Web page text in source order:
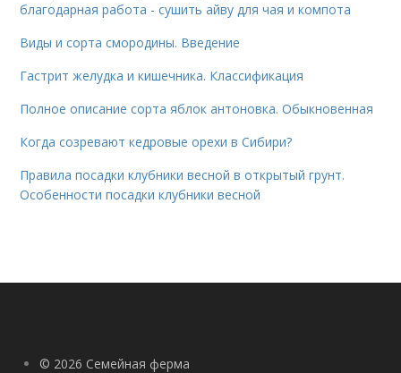
благодарная работа - сушить айву для чая и компота
Виды и сорта смородины. Введение
Гастрит желудка и кишечника. Классификация
Полное описание сорта яблок антоновка. Обыкновенная
Когда созревают кедровые орехи в Сибири?
Правила посадки клубники весной в открытый грунт.
Особенности посадки клубники весной
© 2026 Семейная ферма